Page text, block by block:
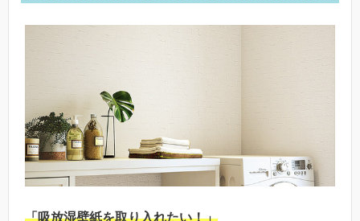
「吸放湿壁紙を取り入れたい！」